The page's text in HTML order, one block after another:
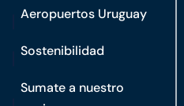
Aeropuertos Uruguay
Sostenibilidad
Sumate a nuestro